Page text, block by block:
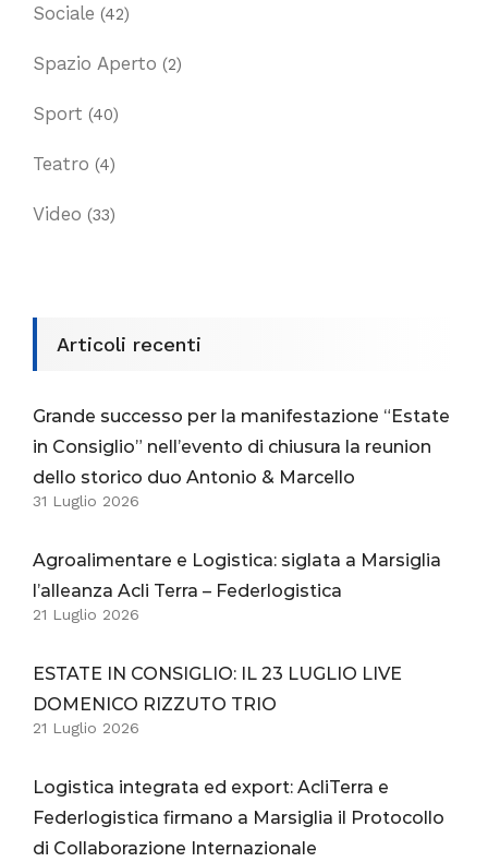
Sociale (42)
Spazio Aperto (2)
Sport (40)
Teatro (4)
Video (33)
Articoli recenti
Grande successo per la manifestazione “Estate
in Consiglio” nell’evento di chiusura la reunion
dello storico duo Antonio & Marcello
31 Luglio 2026
Agroalimentare e Logistica: siglata a Marsiglia
l’alleanza Acli Terra – Federlogistica
21 Luglio 2026
ESTATE IN CONSIGLIO: IL 23 LUGLIO LIVE
DOMENICO RIZZUTO TRIO
21 Luglio 2026
Logistica integrata ed export: AcliTerra e
Federlogistica firmano a Marsiglia il Protocollo
di Collaborazione Internazionale